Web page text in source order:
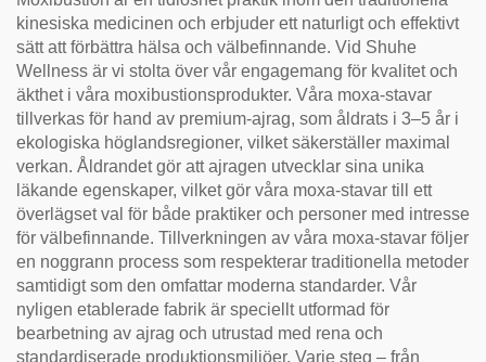
kinesiska medicinen och erbjuder ett naturligt och effektivt
sätt att förbättra hälsa och välbefinnande. Vid Shuhe
Wellness är vi stolta över vår engagemang för kvalitet och
äkthet i våra moxibustionsprodukter. Våra moxa-stavar
tillverkas för hand av premium-ajrag, som åldrats i 3–5 år i
ekologiska höglandsregioner, vilket säkerställer maximal
verkan. Åldrandet gör att ajragen utvecklar sina unika
läkande egenskaper, vilket gör våra moxa-stavar till ett
överlägset val för både praktiker och personer med intresse
för välbefinnande. Tillverkningen av våra moxa-stavar följer
en noggrann process som respekterar traditionella metoder
samtidigt som den omfattar moderna standarder. Vår
nyligen etablerade fabrik är speciellt utformad för
bearbetning av ajrag och utrustad med rena och
standardiserade produktionsmiljöer. Varje steg – från